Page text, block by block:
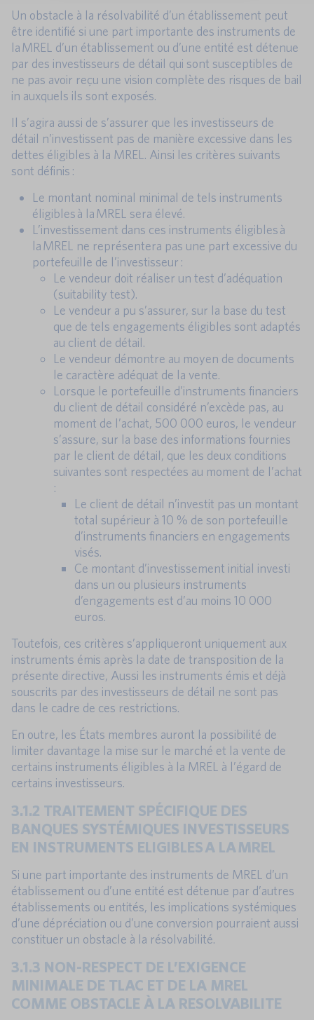
Un obstacle à la résolvabilité d’un établissement peut
être identifié si une part importante des instruments de
la MREL d’un établissement ou d’une entité est détenue
par des investisseurs de détail qui sont susceptibles de
ne pas avoir reçu une vision complète des risques de bail
in auxquels ils sont exposés.
Il s’agira aussi de s’assurer que les investisseurs de
détail n’investissent pas de manière excessive dans les
dettes éligibles à la MREL. Ainsi les critères suivants
sont définis :
Le montant nominal minimal de tels instruments
éligibles à la MREL sera élevé.
L’investissement dans ces instruments éligibles à
la MREL ne représentera pas une part excessive du
portefeuille de l’investisseur :
Le vendeur doit réaliser un test d’adéquation
(suitability test).
Le vendeur a pu s’assurer, sur la base du test
que de tels engagements éligibles sont adaptés
au client de détail.
Le vendeur démontre au moyen de documents
le caractère adéquat de la vente.
Lorsque le portefeuille d’instruments financiers
du client de détail considéré n’excède pas, au
moment de l’achat, 500 000 euros, le vendeur
s’assure, sur la base des informations fournies
par le client de détail, que les deux conditions
suivantes sont respectées au moment de l’achat
:
Le client de détail n’investit pas un montant
total supérieur à 10 % de son portefeuille
d’instruments financiers en engagements
visés.
Ce montant d’investissement initial investi
dans un ou plusieurs instruments
d’engagements est d’au moins 10 000
euros.
Toutefois, ces critères s’appliqueront uniquement aux
instruments émis après la date de transposition de la
présente directive, Aussi les instruments émis et déjà
souscrits par des investisseurs de détail ne sont pas
dans le cadre de ces restrictions.
En outre, les États membres auront la possibilité de
limiter davantage la mise sur le marché et la vente de
certains instruments éligibles à la MREL à l’égard de
certains investisseurs.
3.1.2 TRAITEMENT SPÉCIFIQUE DES
BANQUES SYSTÉMIQUES INVESTISSEURS
EN INSTRUMENTS ELIGIBLES A LA MREL
Si une part importante des instruments de MREL d’un
établissement ou d’une entité est détenue par d’autres
établissements ou entités, les implications systémiques
d’une dépréciation ou d’une conversion pourraient aussi
constituer un obstacle à la résolvabilité.
3.1.3 NON-RESPECT DE L’EXIGENCE
MINIMALE DE TLAC ET DE LA MREL
COMME OBSTACLE À LA RESOLVABILITE